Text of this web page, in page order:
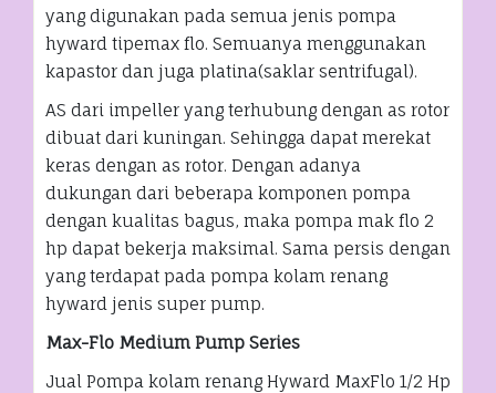
yang digunakan pada semua jenis pompa
hyward tipemax flo. Semuanya menggunakan
kapastor dan juga platina(saklar sentrifugal).
AS dari impeller yang terhubung dengan as rotor
dibuat dari kuningan. Sehingga dapat merekat
keras dengan as rotor. Dengan adanya
dukungan dari beberapa komponen pompa
dengan kualitas bagus, maka pompa mak flo 2
hp dapat bekerja maksimal. Sama persis dengan
yang terdapat pada pompa kolam renang
hyward jenis super pump.
Max-Flo Medium Pump Series
Jual Pompa kolam renang Hyward MaxFlo 1/2 Hp